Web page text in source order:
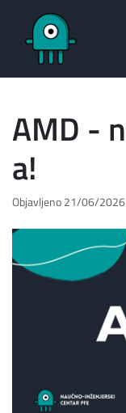
AMD -
a!
Objavljeno21/06/2026